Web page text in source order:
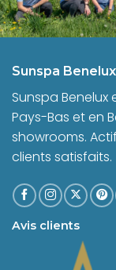
Sunspa Benelux
Sunspa
Pays-Bas et en
showrooms.
clients satisfaits.
Avis clients